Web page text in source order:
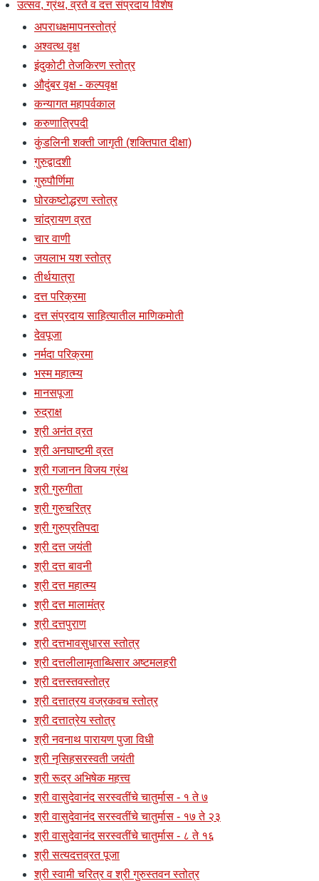
उत्सव, ग्रंथ, व्रते व दत्त संप्रदाय विशेष
अपराधक्षमापनस्तोत्रं
अश्वत्थ वृक्ष
इंदुकोटी तेजकिरण स्तोत्र
औदुंबर वृक्ष - कल्पवृक्ष
कन्यागत महापर्वकाल
करुणात्रिपदी
कुंडलिनी शक्ती जागृती (शक्तिपात दीक्षा)
गुरुद्वादशी
गुरुपौर्णिमा
घोरकष्टोद्धरण स्तोत्र
चांद्रायण व्रत
चार वाणी
जयलाभ यश स्तोत्र
तीर्थयात्रा
दत्त परिक्रमा
दत्त संप्रदाय साहित्यातील माणिकमोती
देवपूजा
नर्मदा परिक्रमा
भस्म महात्म्य
मानसपूजा
रुद्राक्ष
श्री अनंत व्रत
श्री अनघाष्टमी व्रत
श्री गजानन विजय ग्रंथ
श्री गुरुगीता
श्री गुरुचरित्र
श्री गुरुप्रतिपदा
श्री दत्त जयंती
श्री दत्त बावनी
श्री दत्त महात्म्य
श्री दत्त मालामंत्र
श्री दत्तपुराण
श्री दत्तभावसुधारस स्तोत्र
श्री दत्तलीलामृताब्धिसार अष्टमलहरी
श्री दत्तस्तवस्तोत्र
श्री दत्तात्रय वज्रकवच स्तोत्र
श्री दत्तात्रेय स्तोत्र
श्री नवनाथ पारायण पुजा विधी
श्री नृसिहसरस्वती जयंती
श्री रूद्र अभिषेक महत्त्व
श्री वासुदेवानंद सरस्वतींचे चातुर्मास - १ ते ७
श्री वासुदेवानंद सरस्वतींचे चातुर्मास - १७ ते २३
श्री वासुदेवानंद सरस्वतींचे चातुर्मास - ८ ते १६
श्री सत्यदत्तव्रत पूजा
श्री स्वामी चरित्र व श्री गुरुस्तवन स्तोत्र